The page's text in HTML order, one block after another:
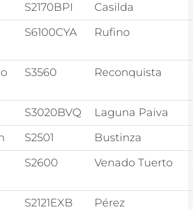
S2170BPI Casilda
S6100CYA Rufino
S3560 Reconquista
S3020BVQ Laguna Paiva
S2501 Bustinza
S2600 Venado Tuerto
S2121EXB Pérez